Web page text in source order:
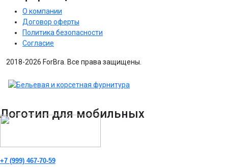
О компании
Договор оферты
Политика безопасности
Согласие
2018-2026 ForBra. Все права защищены.
Логотип для мобильных
+7 (999) 467-70-59